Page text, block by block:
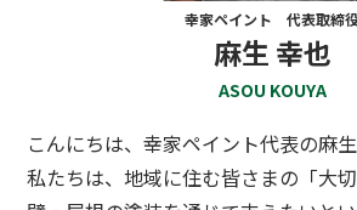
幸家ペイント 代表取締
麻生 幸也
ASOU KOUYA
こんにちは、幸家ペイント代表の麻生
私たちは、地域に住む皆さまの「大